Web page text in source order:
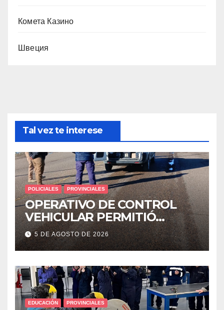
Комета Казино
Швеция
Tal vez te interese
POLICIALES PROVINCIALES
OPERATIVO DE CONTROL
VEHICULAR PERMITIÓ
LOCALIZAR A UN HOMBRE
CON PEDIDO DE PARADERO
5 DE AGOSTO DE 2026
EDUCACIÓN PROVINCIALES